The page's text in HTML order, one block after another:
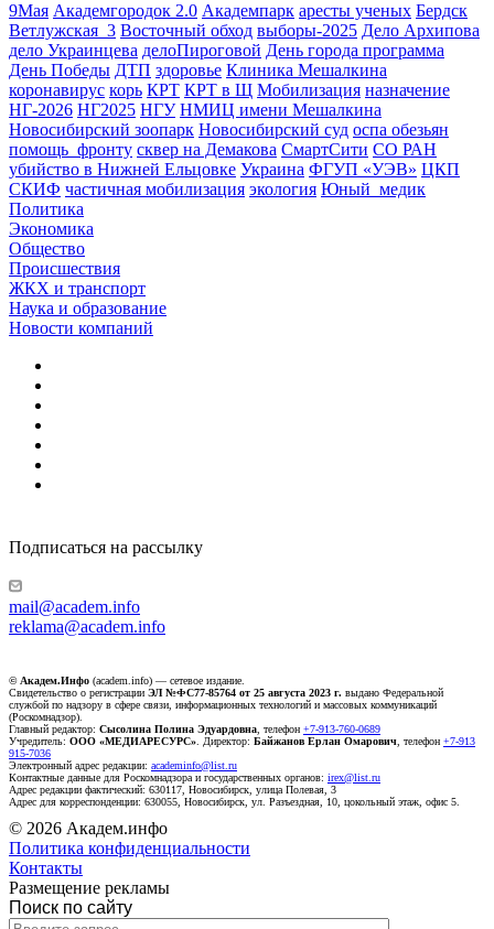
9Мая Академгородок 2.0 Академпарк аресты ученых Бердск
Ветлужская_3 Восточный обход выборы-2025 Дело Архипова
дело Украинцева делоПироговой День города программа
День Победы ДТП здоровье Клиника Мешалкина
коронавирус корь КРТ КРТ в Щ Мобилизация назначение
НГ-2026 НГ2025 НГУ НМИЦ имени Мешалкина
Новосибирский зоопарк Новосибирский суд оспа обезьян
помощь_фронту сквер на Демакова СмартСити СО РАН
убийство в Нижней Ельцовке Украина ФГУП «УЭВ» ЦКП
СКИФ частичная мобилизация экология Юный_медик
Политика
Экономика
Общество
Происшествия
ЖКХ и транспорт
Наука и образование
Новости компаний
Подписаться на рассылку
mail@academ.info
reklama@academ.info
© Академ.Инфо (academ.info) — сетевое издание.
Свидетельство о регистрации ЭЛ №ФС77-85764 от 25 августа 2023 г. выдано Федеральной
службой по надзору в сфере связи, информационных технологий и массовых коммуникаций
(Роскомнадзор).
Главный редактор: Сысолина Полина Эдуардовна, телефон +7-913-760-0689
Учредитель: ООО «МЕДИАРЕСУРС». Директор: Байжанов Ерлан Омарович, телефон +7-913
915-7036
Электронный адрес редакции: academinfo@list.ru
Контактные данные для Роскомнадзора и государственных органов: irex@list.ru
Адрес редакции фактический: 630117, Новосибирск, улица Полевая, 3
Адрес для корреспонденции: 630055, Новосибирск, ул. Разъездная, 10, цокольный этаж, офис 5.
© 2026 Академ.инфо
Политика конфиденциальности
Контакты
Размещение рекламы
Поиск по сайту